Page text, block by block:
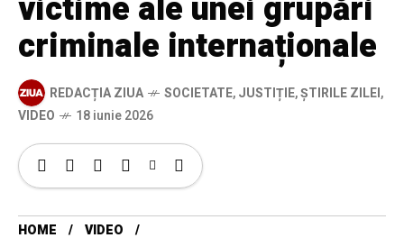
victime ale unei grupări
criminale internaționale
REDACȚIA ZIUA SOCIETATE,JUSTIȚIE,ȘTIRILE ZILEI,
VIDEO
18 iunie 2026
HOME
VIDEO